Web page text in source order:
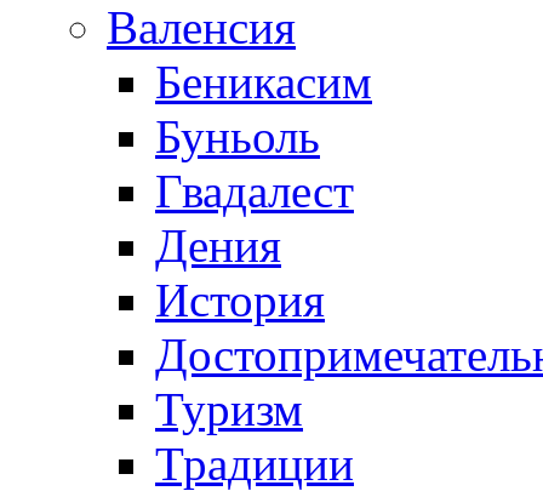
Валенсия
Беникасим
Буньоль
Гвадалест
Дения
История
Туризм
Традиции